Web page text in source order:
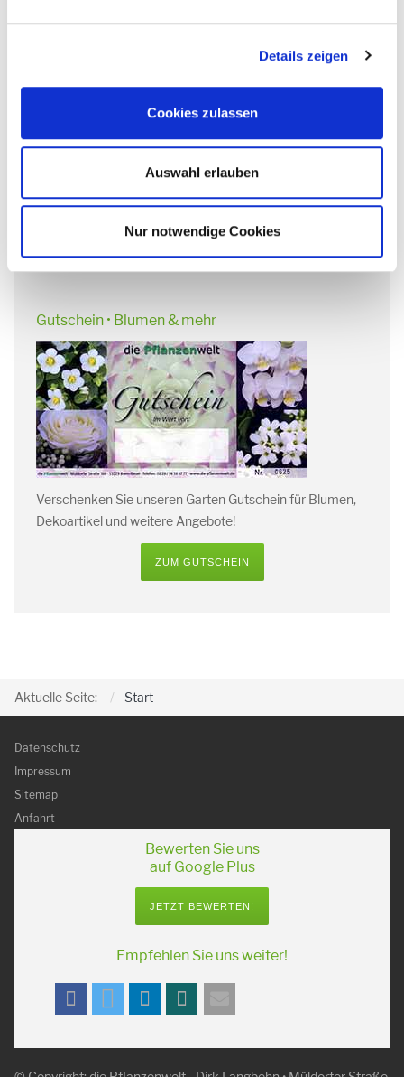
Details zeigen
Cookies zulassen
Auswahl erlauben
Nur notwendige Cookies
Inhaber:
Email:info@die-pflanzenwelt.de
Gutschein • Blumen & mehr
Verschenken Sie unseren Garten Gutschein für Blumen,
Dekoartikel und weitere Angebote!
ZUM GUTSCHEIN
Aktuelle Seite: Start
Datenschutz
Impressum
Sitemap
Anfahrt
Bewerten Sie uns
auf Google Plus
JETZT BEWERTEN!
Empfehlen Sie uns weiter!